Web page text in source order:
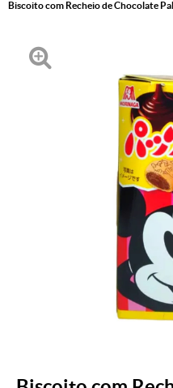
Biscoito com Recheio de Chocolate